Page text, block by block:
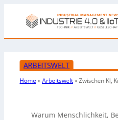
ARBEITSWELT
Home»Arbeitswelt»Zwischen KI,
Warum Menschlichkeit,